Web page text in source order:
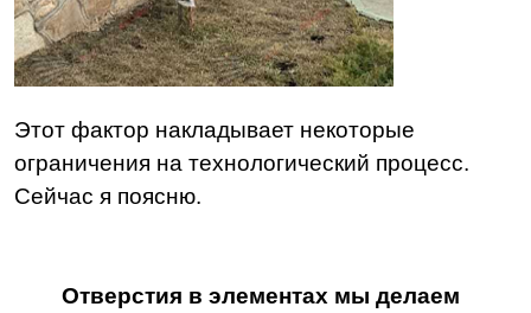
Этот фактор накладывает некоторые
ограничения на технологический процесс.
Сейчас я поясню.
Отверстия в элементах мы делаем